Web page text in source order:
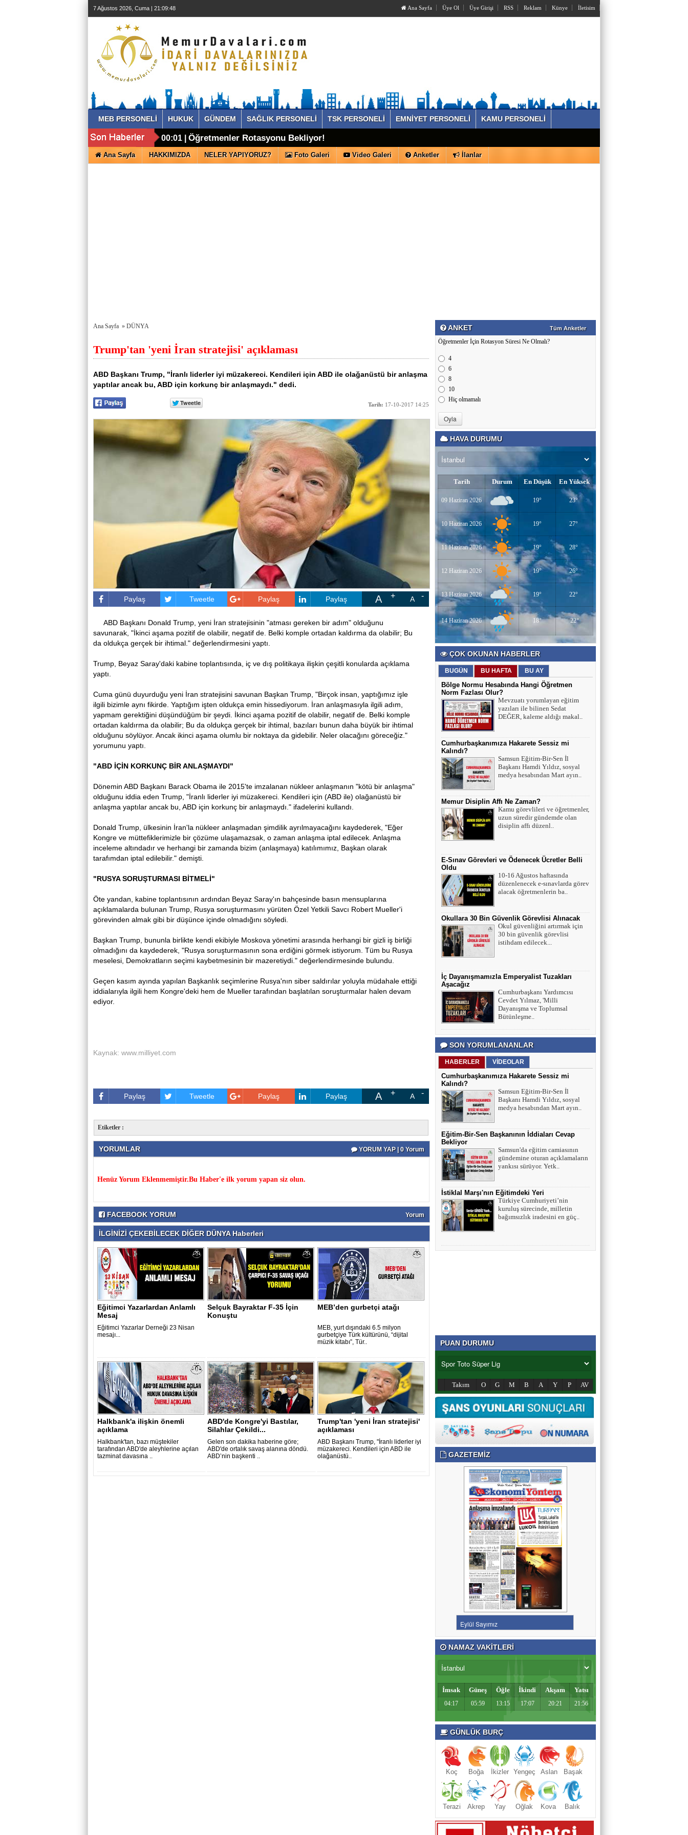
7 Ağustos 2026, Cuma | 21:09:49 Ana Sayfa Üye Ol Üye Girişi RSS Reklam Künye İletisim
MEB PERSONELİ HUKUK GÜNDEM SAĞLIK PERSONELİ TSK PERSONELİ EMNİYET PERSONELİ KAMU PERSONELİ
00:01 | Öğretmenler Rotasyonu Bekliyor!
Ana Sayfa HAKKIMIZDA NELER YAPIYORUZ? Foto Galeri Video Galeri Anketler İlanlar
Ana Sayfa » DÜNYA
Trump'tan 'yeni İran stratejisi' açıklaması
ABD Başkanı Trump, "İranlı liderler iyi müzakereci. Kendileri için ABD ile olağanüstü bir anlaşma
yaptılar ancak bu, ABD için korkunç bir anlaşmaydı." dedi.
Tarih: 17-10-2017 14:25
Paylaş Tweetle Paylaş Paylaş A A
ABD Başkanı Donald Trump, yeni İran stratejisinin "atması gereken bir adım" olduğunu
savunarak, "İkinci aşama pozitif de olabilir, negatif de. Belki komple ortadan kaldırma da olabilir; Bu
da oldukça gerçek bir ihtimal." değerlendirmesini yaptı.
Trump, Beyaz Saray'daki kabine toplantısında, iç ve dış politikaya ilişkin çeşitli konularda açıklama
yaptı.
Cuma günü duyurduğu yeni İran stratejisini savunan Başkan Trump, "Birçok insan, yaptığımız işle
ilgili bizimle aynı fikirde. Yaptığım işten oldukça emin hissediyorum. İran anlaşmasıyla ilgili adım,
yapmam gerektiğini düşündüğüm bir şeydi. İkinci aşama pozitif de olabilir, negatif de. Belki komple
ortadan kaldırma da olabilir; Bu da oldukça gerçek bir ihtimal, bazıları bunun daha büyük bir ihtimal
olduğunu söylüyor. Ancak ikinci aşama olumlu bir noktaya da gidebilir. Neler olacağını göreceğiz."
yorumunu yaptı.
"ABD İÇİN KORKUNÇ BİR ANLAŞMAYDI"
Dönemin ABD Başkanı Barack Obama ile 2015'te imzalanan nükleer anlaşmanın "kötü bir anlaşma"
olduğunu iddia eden Trump, "İranlı liderler iyi müzakereci. Kendileri için (ABD ile) olağanüstü bir
anlaşma yaptılar ancak bu, ABD için korkunç bir anlaşmaydı." ifadelerini kullandı.
Donald Trump, ülkesinin İran'la nükleer anlaşmadan şimdilik ayrılmayacağını kaydederek, "Eğer
Kongre ve müttefiklerimizle bir çözüme ulaşamazsak, o zaman anlaşma iptal edilecek. Anlaşma
inceleme altındadır ve herhangi bir zamanda bizim (anlaşmaya) katılımımız, Başkan olarak
tarafımdan iptal edilebilir." demişti.
"RUSYA SORUŞTURMASI BİTMELİ"
Öte yandan, kabine toplantısının ardından Beyaz Saray'ın bahçesinde basın mensuplarına
açıklamalarda bulunan Trump, Rusya soruşturmasını yürüten Özel Yetkili Savcı Robert Mueller'i
görevinden almak gibi bir düşünce içinde olmadığını söyledi.
Başkan Trump, bununla birlikte kendi ekibiyle Moskova yönetimi arasında herhangi bir gizli iş birliği
olmadığını da kaydederek, "Rusya soruşturmasının sona erdiğini görmek istiyorum. Tüm bu Rusya
meselesi, Demokratların seçimi kaybetmesinin bir mazeretiydi." değerlendirmesinde bulundu.
Geçen kasım ayında yapılan Başkanlık seçimlerine Rusya'nın siber saldırılar yoluyla müdahale ettiği
iddialarıyla ilgili hem Kongre'deki hem de Mueller tarafından başlatılan soruşturmalar halen devam
ediyor.
Kaynak: www.milliyet.com
Paylaş Tweetle Paylaş Paylaş A A
Etiketler :
YORUMLAR YORUM YAP | 0 Yorum
Henüz Yorum Eklenmemiştir.Bu Haber'e ilk yorum yapan siz olun.
FACEBOOK YORUM Yorum
İLGİNİZİ ÇEKEBİLECEK DİĞER DÜNYA Haberleri
Eğitimci Yazarlardan Anlamlı
Mesaj
Eğitimci Yazarlar Derneği 23 Nisan
mesajı...
Selçuk Bayraktar F-35 İçin
Konuştu
MEB’den gurbetçi atağı
MEB, yurt dışındaki 6.5 milyon
gurbetçiye Türk kültürünü, “dijital
müzik kitabı”, Tür..
Halkbank'a ilişkin önemli
açıklama
Halkbank'tan, bazı müştekiler
tarafından ABD'de aleyhlerine açılan
tazminat davasına ..
ABD'de Kongre'yi Bastılar,
Silahlar Çekildi...
Gelen son dakika haberine göre;
ABD'de ortalık savaş alanına döndü.
ABD’nin başkenti ..
Trump'tan 'yeni İran stratejisi'
açıklaması
ABD Başkanı Trump, "İranlı liderler iyi
müzakereci. Kendileri için ABD ile
olağanüstü..
ANKET Tüm Anketler
Öğretmenler İçin Rotasyon Süresi Ne Olmalı?
4
6
8
10
Hiç olmamalı
HAVA DURUMU
Tarih Durum En Düşük En Yüksek
09 Haziran 2026 19° 23°
10 Haziran 2026 19° 27°
11 Haziran 2026 19° 28°
12 Haziran 2026 19° 26°
13 Haziran 2026 19° 22°
14 Haziran 2026 18° 22°
ÇOK OKUNAN HABERLER
BUGÜN BU HAFTA BU AY
Bölge Normu Hesabında Hangi Öğretmen
Norm Fazlası Olur?
Mevzuatı yorumlayan eğitim
yazıları ile bilinen Sedat
DEĞER, kaleme aldığı makal..
Cumhurbaşkanımıza Hakarete Sessiz mi
Kalındı?
Samsun Eğitim-Bir-Sen İl
Başkanı Hamdi Yıldız, sosyal
medya hesabından Mart ayın..
Memur Disiplin Affı Ne Zaman?
Kamu görevlileri ve öğretmenler,
uzun süredir gündemde olan
disiplin affı düzenl..
E-Sınav Görevleri ve Ödenecek Ücretler Belli
Oldu
10-16 Ağustos haftasında
düzenlenecek e-sınavlarda görev
alacak öğretmenlerin ba..
Okullara 30 Bin Güvenlik Görevlisi Alınacak
Okul güvenliğini artırmak için
30 bin güvenlik görevlisi
istihdam edilecek...
İç Dayanışmamızla Emperyalist Tuzakları
Aşacağız
Cumhurbaşkanı Yardımcısı
Cevdet Yılmaz, 'Milli
Dayanışma ve Toplumsal
Bütünleşme..
SON YORUMLANANLAR
HABERLER VİDEOLAR
Cumhurbaşkanımıza Hakarete Sessiz mi
Kalındı?
Samsun Eğitim-Bir-Sen İl
Başkanı Hamdi Yıldız, sosyal
medya hesabından Mart ayın..
Eğitim-Bir-Sen Başkanının İddiaları Cevap
Bekliyor
Samsun'da eğitim camiasının
gündemine oturan açıklamaların
yankısı sürüyor. Yetk..
İstiklal Marşı'nın Eğitimdeki Yeri
Türkiye Cumhuriyeti’nin
kuruluş sürecinde, milletin
bağımsızlık iradesini en güç..
PUAN DURUMU
Takım O G M B A Y P AV
GAZETEMİZ
NAMAZ VAKİTLERİ
İmsak Güneş Öğle İkindi Akşam Yatsı
04:17 05:59 13:15 17:07 20:21 21:56
GÜNLÜK BURÇ
Koç Boğa İkizler Yengeç Aslan Başak
Terazi Akrep Yay Oğlak Kova Balık